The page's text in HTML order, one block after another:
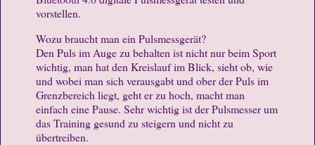
vorstellen.
Wozu braucht man ein Pulsmessgerät?
Den Puls im Auge zu behalten ist nicht nur beim Sport
wichtig, man hat den Kreislauf im Blick, sieht ob, wie
und wobei man sich verausgabt und ober der Puls im
Grenzbereich liegt, geht er zu hoch, macht man
einfach eine Pause. Sehr wichtig ist der Pulsmesser um
das Training gesund zu steigern und nicht zu
übertreiben.